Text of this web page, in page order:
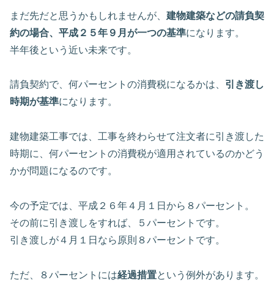
まだ先だと思うかもしれませんが、 建物建築などの請負契
約の場合、平成２５年９月が一つの基準になります。
半年後という近い未来です。
請負契約で、何パーセントの消費税になるかは、
引き渡し
時期が基準になります。
建物建築工事では、工事を終わらせて注文者に引き渡した
時期に、何パーセントの消費税が適用されているのかどう
かが問題になるのです。
今の予定では、平成２６年４月１日から８パーセント。
その前に引き渡しをすれば、５パーセントです。
引き渡しが４月１日なら原則８パーセントです。
ただ、８パーセントには経過措置という例外があります。